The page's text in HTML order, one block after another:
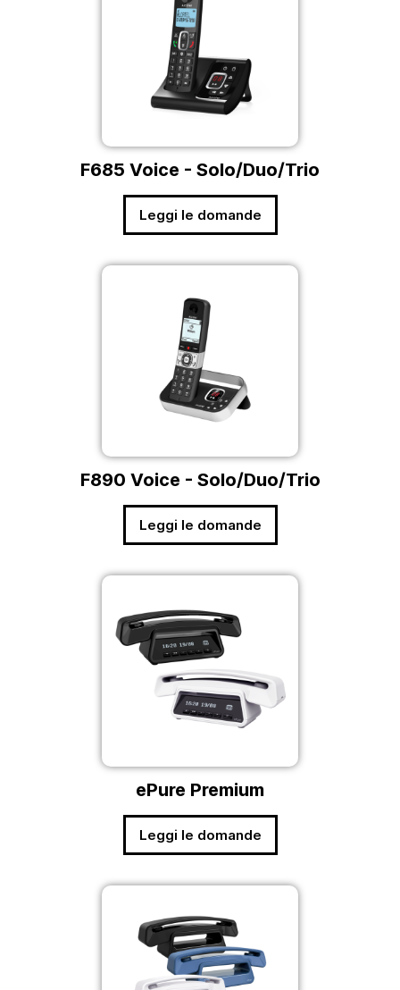
F685 Voice - Solo/Duo/Trio
Leggi le domande
F890 Voice - Solo/Duo/Trio
Leggi le domande
ePure Premium
Leggi le domande